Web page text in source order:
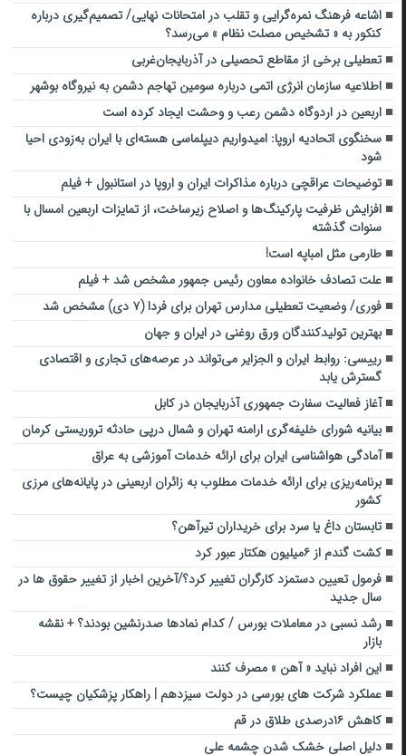
اشاعه فرهنگ نمره‌گرایی و تقلب در امتحانات نهایی/ تصمیم‌گیری درباره
کنکور به « تشخیص مصلت نظام » می‌رسد؟
تعطیلی برخی از مقاطع تحصیلی در آذربایجان‌غربی
اطلاعیه سازمان انرژی اتمی درباره سومین تهاجم دشمن به نیروگاه بوشهر
اربعین در اردوگاه دشمن رعب و وحشت ایجاد کرده است
سخنگوی اتحادیه اروپا: امیدواریم دیپلماسی هسته‌ای با ایران به‌زودی احیا
شود
توضیحات عراقچی درباره مذاکرات ایران و اروپا در استانبول + فیلم
افزایش ظرفیت پارکینگ‌ها و اصلاح زیرساخت‌، از تمایزات اربعین امسال با
سنوات گذشته
طارمی مثل امباپه است!
علت تصادف خانواده معاون رئیس جمهور مشخص شد + فیلم
فوری/ وضعیت تعطیلی مدارس تهران برای فردا (۷ دی) مشخص شد
بهترین تولیدکنندگان ورق روغنی در ایران و جهان
رییسی: روابط ایران و الجزایر می‌تواند در عرصه‌های تجاری و اقتصادی
گسترش یابد
آغاز فعالیت سفارت جمهوری آذربایجان در کابل
بیانیه شورای خلیفه‌گری ارامنه تهران و شمال درپی حادثه تروریستی کرمان
آمادگی هواشناسی ایران برای ارائه خدمات آموزشی به عراق
برنامه‌ریزی برای ارائه خدمات مطلوب به زائران اربعینی در پایانه‌های مرزی
کشور
تابستان داغ یا سرد برای خریداران تیرآهن؟
کشت گندم از ۶میلیون هکتار عبور کرد
فرمول تعیین دستمزد کارگران تغییر کرد؟/آخرین اخبار از تغییر حقوق ها در
سال جدید
رشد نسبی در معاملات بورس / کدام نمادها صدرنشین بودند؟ + نقشه
بازار
این افراد نباید « آهن » مصرف کنند
عملکرد شرکت‌ های بورسی در دولت سیزدهم | راهکار پزشکیان چیست؟
کاهش ۱۶درصدی طلاق در قم
دلیل اصلی خشک شدن چشمه علی